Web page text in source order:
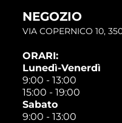
NEGOZIO
VIA COPERNICO 10,
ORARI:
Lunedì-Venerdì
9:00 - 13:00
15:00 - 19:00
Sabato
9:00 - 13:00